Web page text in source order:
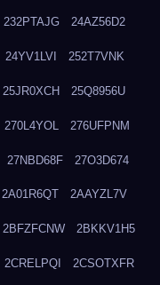
232PTAJG 24AZ56D2
24YV1LVI 252T7VNK
25JR0XCH 25Q8956U
270L4YOL 276UFPNM
27NBD68F 27O3D674
2A01R6QT 2AAYZL7V
2BFZFCNW 2BKKV1H5
2CRELPQI 2CSOTXFR